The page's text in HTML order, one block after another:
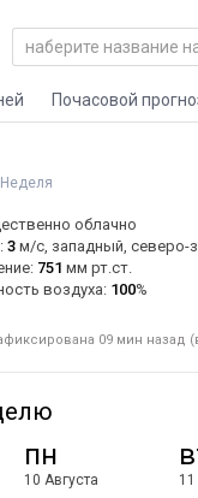
Почасовой
Неделя
облачно
3 м/с, западный, северо-
751 мм рт.ст.
воздуха: 100%
09 мин назад
пн
10 Августа 11